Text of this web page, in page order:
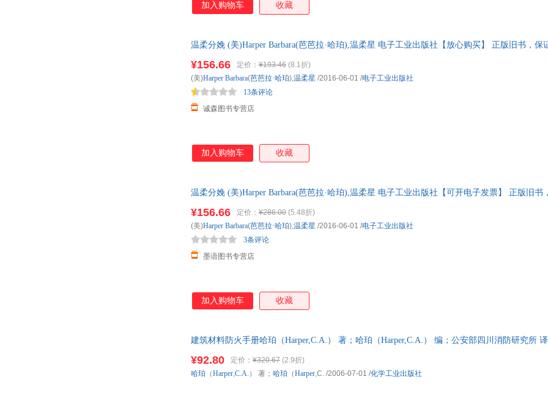
加入购物车 收藏
温柔分娩 (美)Harper Barbara(芭芭拉·哈珀),温柔星 电子工业出版社【放心购买】 正版旧书，保
¥156.66 定价： ¥193.46 (8.1折)
诚森图书专营店
13条评论
(美)Harper Barbara(芭芭拉·哈珀),温柔星 /2016-06-01 /电子工业出版社
加入购物车 收藏
温柔分娩 (美)Harper Barbara(芭芭拉·哈珀),温柔星 电子工业出版社【可开电子发票】 正版旧书
¥156.66 定价： ¥286.00 (5.48折)
墨语图书专营店
3条评论
(美)Harper Barbara(芭芭拉·哈珀),温柔星 /2016-06-01 /电子工业出版社
加入购物车 收藏
建筑材料防火手册哈珀（Harper,C.A.） 著；哈珀（Harper,C.A.） 编；公安部四川消防研究所
¥92.80 定价： ¥320.67 (2.9折)
哈珀 （Harper,C.A.） 著； 哈珀 （Harper,C. /2006-07-01 /化学工业出版社